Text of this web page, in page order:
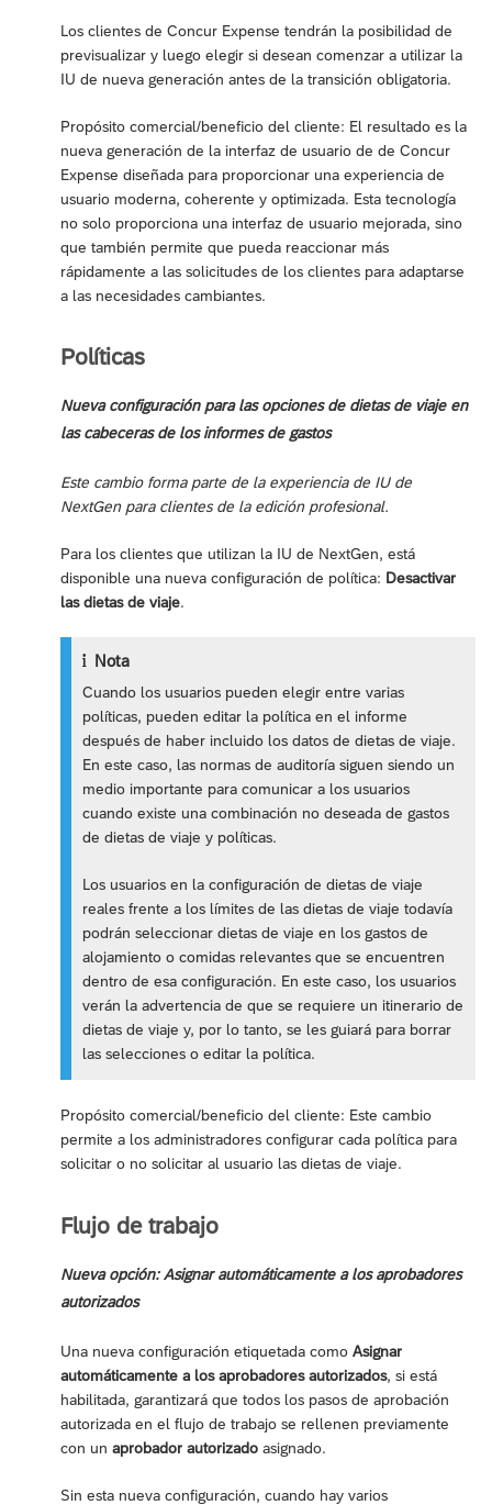
Los clientes de Concur Expense tendrán la posibilidad de
previsualizar y luego elegir si desean comenzar a utilizar la
IU de nueva generación antes de la transición obligatoria.
Propósito comercial/beneficio del cliente: El resultado es la
nueva generación de la interfaz de usuario de de Concur
Expense diseñada para proporcionar una experiencia de
usuario moderna, coherente y optimizada. Esta tecnología
no solo proporciona una interfaz de usuario mejorada, sino
que también permite que pueda reaccionar más
rápidamente a las solicitudes de los clientes para adaptarse
a las necesidades cambiantes.
Políticas
Nueva configuración para las opciones de dietas de viaje en
las cabeceras de los informes de gastos
Este cambio forma parte de la experiencia de IU de
NextGen para clientes de la edición profesional.
Para los clientes que utilizan la IU de NextGen, está
disponible una nueva configuración de política: Desactivar
las dietas de viaje.
Nota
Cuando los usuarios pueden elegir entre varias
políticas, pueden editar la política en el informe
después de haber incluido los datos de dietas de viaje.
En este caso, las normas de auditoría siguen siendo un
medio importante para comunicar a los usuarios
cuando existe una combinación no deseada de gastos
de dietas de viaje y políticas.
Los usuarios en la configuración de dietas de viaje
reales frente a los límites de las dietas de viaje todavía
podrán seleccionar dietas de viaje en los gastos de
alojamiento o comidas relevantes que se encuentren
dentro de esa configuración. En este caso, los usuarios
verán la advertencia de que se requiere un itinerario de
dietas de viaje y, por lo tanto, se les guiará para borrar
las selecciones o editar la política.
Propósito comercial/beneficio del cliente: Este cambio
permite a los administradores configurar cada política para
solicitar o no solicitar al usuario las dietas de viaje.
Flujo de trabajo
Nueva opción: Asignar automáticamente a los aprobadores
autorizados
Una nueva configuración etiquetada como Asignar
automáticamente a los aprobadores autorizados, si está
habilitada, garantizará que todos los pasos de aprobación
autorizada en el flujo de trabajo se rellenen previamente
con un aprobador autorizado asignado.
Sin esta nueva configuración, cuando hay varios